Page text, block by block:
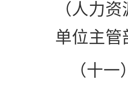
（人力
单位主管
（十